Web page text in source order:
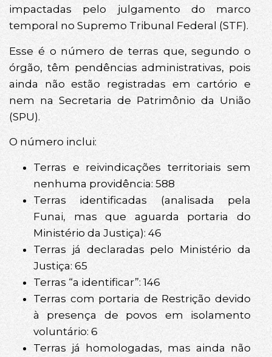
impactadas pelo julgamento do marco
temporal no Supremo Tribunal Federal (STF).
Esse é o número de terras que, segundo o
órgão, têm pendências administrativas, pois
ainda não estão registradas em cartório e
nem na Secretaria de Patrimônio da União
(SPU).
O número inclui:
Terras e reivindicações territoriais sem
nenhuma providência: 588
Terras identificadas (analisada pela
Funai, mas que aguarda portaria do
Ministério da Justiça): 46
Terras já declaradas pelo Ministério da
Justiça: 65
Terras “a identificar”: 146
Terras com portaria de Restrição devido
à presença de povos em isolamento
voluntário: 6
Terras já homologadas, mas ainda não